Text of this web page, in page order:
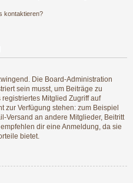
kontaktieren?
Die Board-Administration
sein musst, um Beiträge zu
Mitglied Zugriff auf
zur Verfügung stehen: zum Beispiel
Versand an andere Mitglieder, Beitritt
dir eine Anmeldung, da sie
bietet.